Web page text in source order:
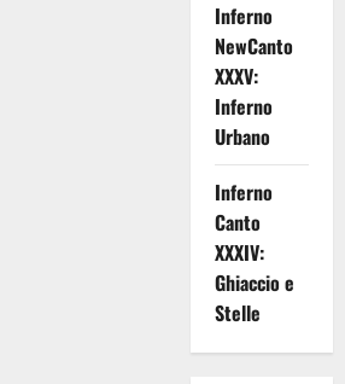
Inferno
NewCanto
XXXV:
Inferno
Urbano
Inferno
Canto
XXXIV:
Ghiaccio e
Stelle